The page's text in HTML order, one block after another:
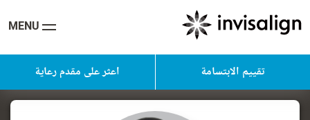
MENU
تقييم الابتسامة اعثر على مقدم رعاية